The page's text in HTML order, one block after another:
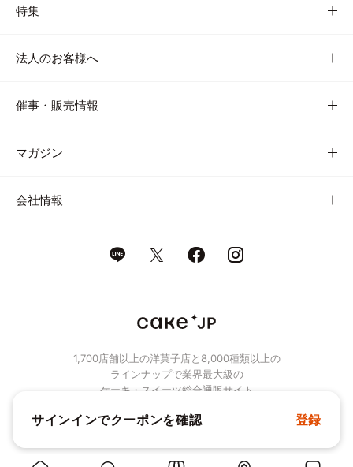
特集
法人のお客様へ
催事・販売情報
マガジン
会社情報
1,700店舗以上の洋菓子店と8,000種類以上の
ラインナップで業界最大級の
ケーキ・スイーツ総合通販サイト
© Cake.jp Co., Ltd.
サインインでクーポンを確認 登録